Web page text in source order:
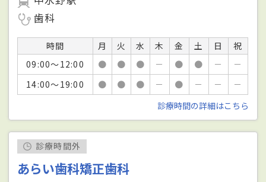
歯科
時間 月 火 水 木 金 土 日
祝
09:00～12:00
● ● ● － ● ● －
－
14:00～19:00
● ● ● － ● － －
－
診療時間の詳細はこちら
診療時間外
あらい歯科矯正歯科